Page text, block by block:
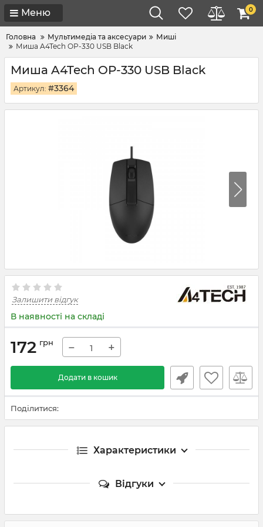
Меню 0
Головна Мультимедіа та аксесуари
Миші
Миша A4Tech OP-330 USB Black
Миша A4Tech OP-330 USB Black
Артикул: #3364
Залишити відгук
В наявності на складі
172 грн − +
Додати в кошик
Поділитися:
Характеристики
Відгуки